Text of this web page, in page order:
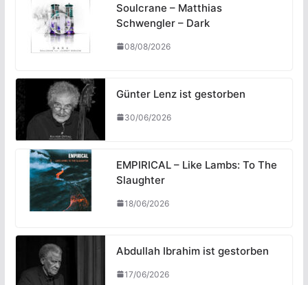
Soulcrane – Matthias
Schwengler – Dark
08/08/2026
Günter Lenz ist gestorben
30/06/2026
EMPIRICAL – Like Lambs: To The
Slaughter
18/06/2026
Abdullah Ibrahim ist gestorben
17/06/2026